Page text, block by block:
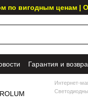
по вигодным ценам |
Гарантия и
Интернет-